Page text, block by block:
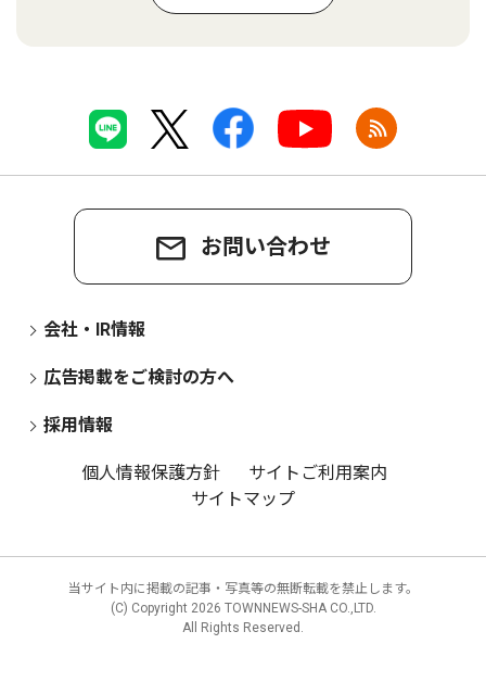
お問い合わせ
会社・IR情報
広告掲載をご検討の方へ
採用情報
個人情報保護方針
サイトご利用案内
サイトマップ
当サイト内に掲載の記事・写真等の無断転載を禁止します。
(C) Copyright 2026 TOWNNEWS-SHA CO.,LTD.
All Rights Reserved.